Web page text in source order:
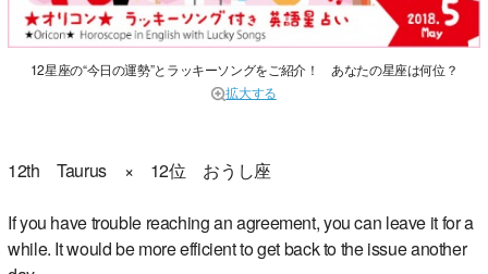
12星座の“今日の運勢”とラッキーソングをご紹介！ あなたの星座は何位？
拡大する
12th Taurus × 12位 おうし座
If you have trouble reaching an agreement, you can leave it for a
while. It would be more efficient to get back to the issue another